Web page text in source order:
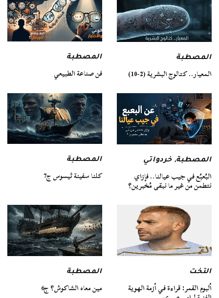
المصطبة
المعيار.. كتالوج البشرية (2-10)
المصطبة
فن صناعة الطبيعي
المصطبة,خردواتي
البُعبُع في جيب عيالنا.. فإزاي
نتطمن من غير ما نبقى مُخبرين؟
المصطبة
كلنا سفينة ثيسوس ج7
التخت
ألبوم القمر: قراءة في أزمة الهوية
المصطبة
مين معاه الشاكوش؟ ج6